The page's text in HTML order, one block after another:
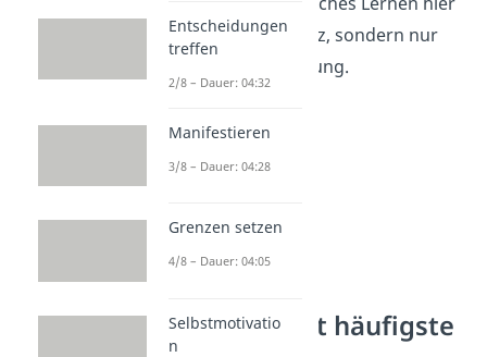
keinen Ersatz, sondern nur
eine Ergänzung.
Autodidakt häufigste
Entscheidungen
treffen
2/8 – Dauer: 04:32
Manifestieren
3/8 – Dauer: 04:28
Grenzen setzen
4/8 – Dauer: 04:05
Selbstmotivatio
n